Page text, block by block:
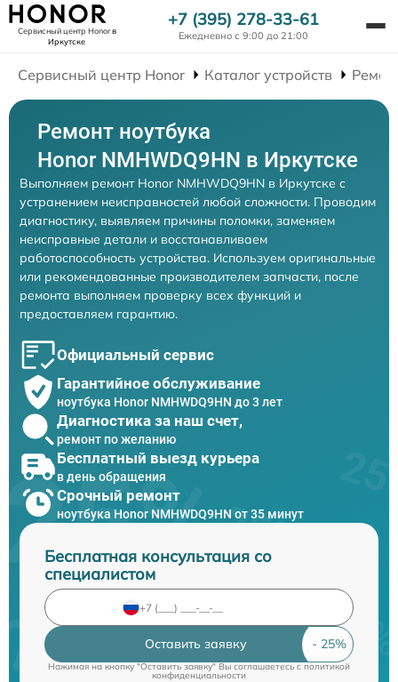
Сервисный центр Honorв
Иркутске
+7 (395) 278-33-61
Ежедневно с 9:00 до 21:00
Сервисный центр Honor Каталог устройств
Ремонт ноутбука
Honor NMHWDQ9HN в Иркутске
Выполняем ремонт Honor NMHWDQ9HN в Иркутске с
устранением неисправностей любой сложности. Проводим
диагностику, выявляем причины поломки, заменяем
неисправные детали и восстанавливаем
работоспособность устройства. Используем оригинальные
или рекомендованные производителем запчасти, после
ремонта выполняем проверку всех функций и
предоставляем гарантию.
Официальный сервис
Гарантийное обслуживание
ноутбука Honor NMHWDQ9HN до 3 лет
Диагностика за наш счет,
ремонт по желанию
Бесплатный выезд курьера
в день обращения
Срочный ремонт
ноутбука Honor NMHWDQ9HN от 35 минут
Бесплатная консультация со
специалистом
Оставить заявку
Нажимая на кнопку "Оставить заявку" Вы соглашаетесь cполитикой
конфиденциальности